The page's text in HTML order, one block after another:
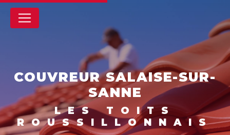
COUVREUR SALAISE-SUR-
SANNE
LES TOITS
ROUSSILLONNAIS
Panneau de gestion des cookies